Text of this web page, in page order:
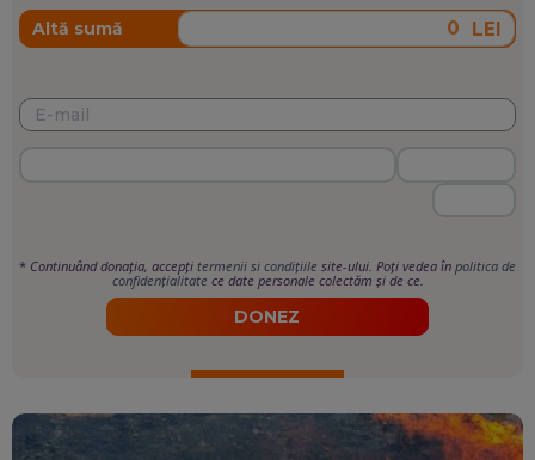
Altă sumă LEI
* Continuând donația, accepți termenii si condițiile site-ului. Poți vedea în politica de
confidențialitate ce date personale colectăm și de ce.
DONEZ